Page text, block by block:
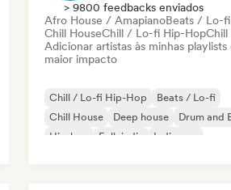
> 9800 feedbacks enviados
Afro House / AmapianoBeats / Lo-fi
Chill HouseChill / Lo-fi Hip-HopChill
Adicionar artistas às minhas playlists
maior impacto
Chill / Lo-fi Hip-Hop
Beats / Lo-fi
Chill House
Deep house
Drum and
Hip-hop
Folk indie Indie pop